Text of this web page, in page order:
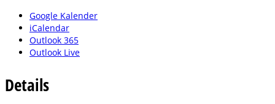
Google Kalender
iCalendar
Outlook 365
Outlook Live
Details